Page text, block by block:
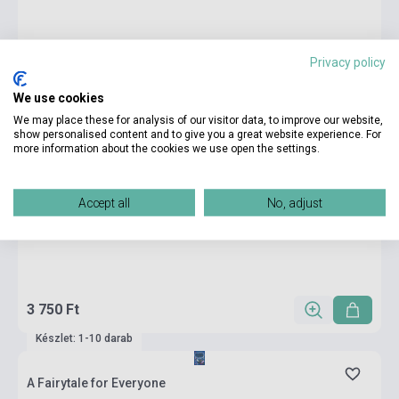
3 750 Ft
Készlet: 1-10 darab
A Fairytale for Everyone
Privacy policy
We use cookies
We may place these for analysis of our visitor data, to improve our website,
show personalised content and to give you a great website experience. For
more information about the cookies we use open the settings.
Accept all No, adjust